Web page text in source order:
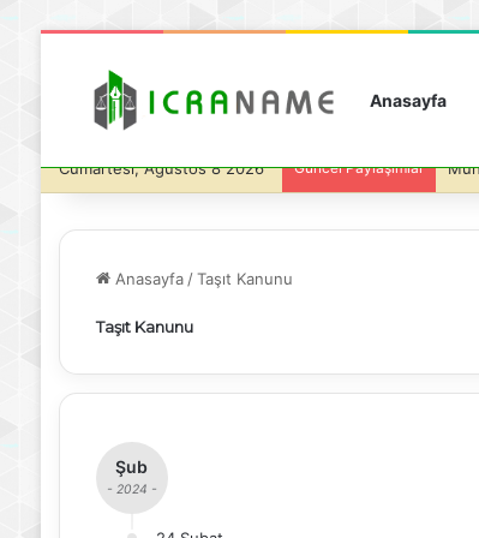
Anasayfa
Cumartesi, Ağustos 8 2026 Güncel Paylaşımlar
Anasayfa / Taşıt Kanunu
Taşıt Kanunu
Şub
- 2024 -